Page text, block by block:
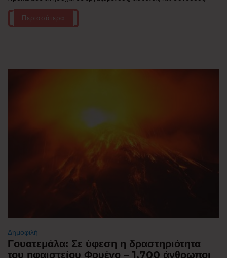
Περισσότερα
Δημοφιλή
Γουατεμάλα: Σε ύφεση η δραστηριότητα
του ηφαιστείου Φουέγο – 1.700 άνθρωποι